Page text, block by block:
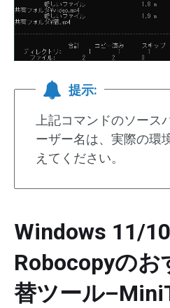
提示:
上記コマンドのソース
ーザー名は、実際の環
えてください。
Windows 11/
Robocopyの
替ツール